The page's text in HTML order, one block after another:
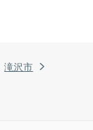
滝沢市